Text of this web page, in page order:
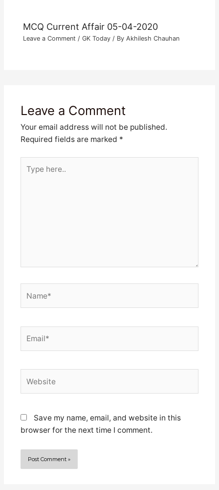
MCQ Current Affair 05-04-2020
Leave a Comment /GK Today / ByAkhilesh Chauhan
Leave a Comment
Your email address will not be published.
Required fields are marked *
here..
Save my name, email, and website in this
browser for the next time I comment.